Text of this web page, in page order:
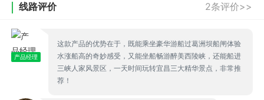
线路评价 2条评价>>
产品经理
这款产品的优势在于，既能乘坐豪华游船过葛洲坝船闸体验
水涨船高的奇妙感受，又能坐船畅游醉美西陵峡，还能船进
三峡人家风景区，一天时间玩转宜昌三大精华景点，非常推
荐！